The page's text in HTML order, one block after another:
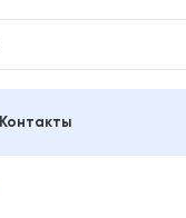
Контакты